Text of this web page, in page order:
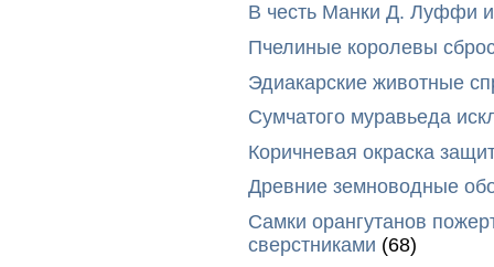
В честь Манки Д. Луффи
Пчелиные королевы
Эдиакарские животные
Сумчатого муравьеда
Коричневая окраска
Древние земноводные
Самки орангутанов
сверстниками (68)